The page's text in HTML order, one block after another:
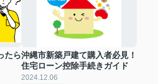
たら沖縄市新築戸建て購入者必見！
住宅ローン控除手続きガイド
2024.12.06